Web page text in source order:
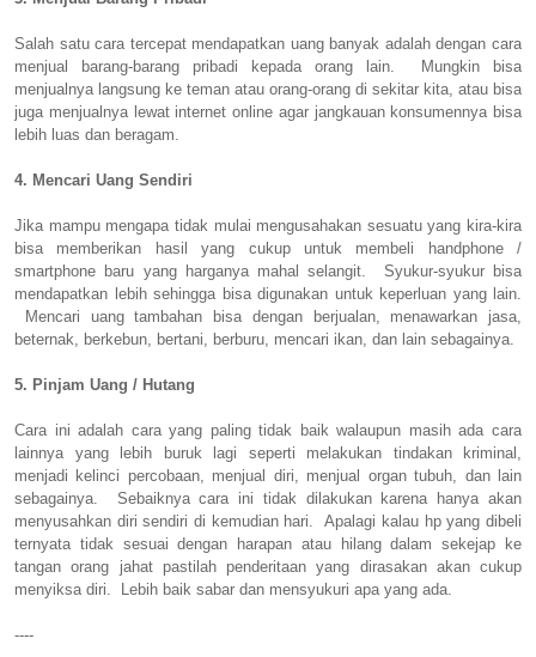
Salah satu cara tercepat mendapatkan uang banyak adalah dengan cara
menjual barang-barang pribadi kepada orang lain. Mungkin bisa
menjualnya langsung ke teman atau orang-orang di sekitar kita, atau bisa
juga menjualnya lewat internet online agar jangkauan konsumennya bisa
lebih luas dan beragam.
4. Mencari Uang Sendiri
Jika mampu mengapa tidak mulai mengusahakan sesuatu yang kira-kira
bisa memberikan hasil yang cukup untuk membeli handphone /
smartphone baru yang harganya mahal selangit. Syukur-syukur bisa
mendapatkan lebih sehingga bisa digunakan untuk keperluan yang lain.
Mencari uang tambahan bisa dengan berjualan, menawarkan jasa,
beternak, berkebun, bertani, berburu, mencari ikan, dan lain sebagainya.
5. Pinjam Uang / Hutang
Cara ini adalah cara yang paling tidak baik walaupun masih ada cara
lainnya yang lebih buruk lagi seperti melakukan tindakan kriminal,
menjadi kelinci percobaan, menjual diri, menjual organ tubuh, dan lain
sebagainya. Sebaiknya cara ini tidak dilakukan karena hanya akan
menyusahkan diri sendiri di kemudian hari. Apalagi kalau hp yang dibeli
ternyata tidak sesuai dengan harapan atau hilang dalam sekejap ke
tangan orang jahat pastilah penderitaan yang dirasakan akan cukup
menyiksa diri. Lebih baik sabar dan mensyukuri apa yang ada.
----